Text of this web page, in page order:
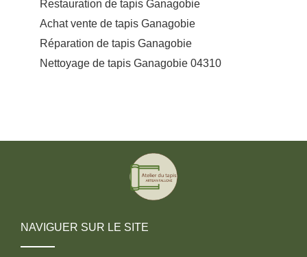
Restauration de tapis Ganagobie
Achat vente de tapis Ganagobie
Réparation de tapis Ganagobie
Nettoyage de tapis Ganagobie 04310
NAVIGUER SUR LE SITE